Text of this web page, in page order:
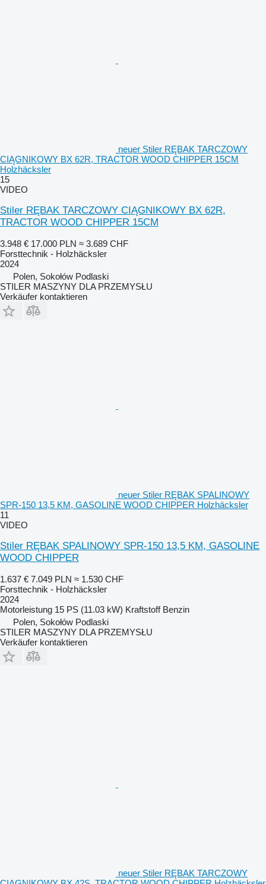
neuer Stiler RĘBAK TARCZOWY
CIĄGNIKOWY BX 62R, TRACTOR WOOD CHIPPER 15CM
Holzhäcksler
15
VIDEO
Stiler RĘBAK TARCZOWY CIĄGNIKOWY BX 62R,
TRACTOR WOOD CHIPPER 15CM
3.948 € 17.000 PLN ≈ 3.689 CHF
Forsttechnik - Holzhäcksler
2024
Polen, Sokołów Podlaski
STILER MASZYNY DLA PRZEMYSŁU
Verkäufer kontaktieren
neuer Stiler RĘBAK SPALINOWY
SPR-150 13,5 KM, GASOLINE WOOD CHIPPER Holzhäcksler
11
VIDEO
Stiler RĘBAK SPALINOWY SPR-150 13,5 KM, GASOLINE
WOOD CHIPPER
1.637 € 7.049 PLN ≈ 1.530 CHF
Forsttechnik - Holzhäcksler
2024
Motorleistung 15 PS (11.03 kW) Kraftstoff Benzin
Polen, Sokołów Podlaski
STILER MASZYNY DLA PRZEMYSŁU
Verkäufer kontaktieren
neuer Stiler RĘBAK TARCZOWY